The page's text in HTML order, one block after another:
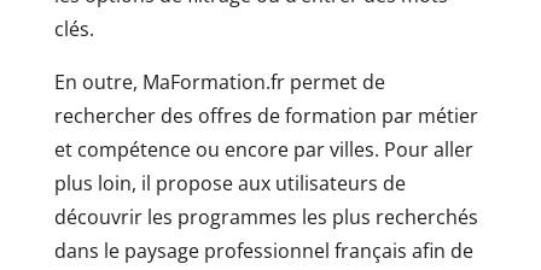
clés.
En outre, MaFormation.fr permet de
rechercher des offres de formation par métier
et compétence ou encore par villes. Pour aller
plus loin, il propose aux utilisateurs de
découvrir les programmes les plus recherchés
dans le paysage professionnel français afin de